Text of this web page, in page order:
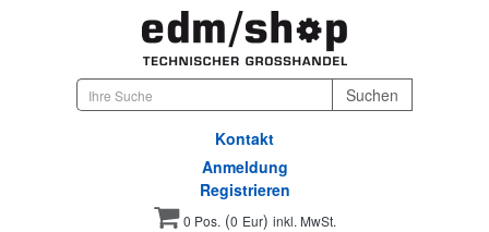
Kontakt
Anmeldung
Registrieren
0 Pos.(0 Eur) inkl. MwSt.